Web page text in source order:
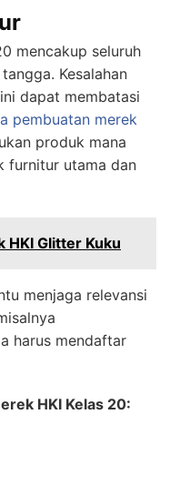
mencakup seluruh
Kesalahan
dapat membatasi
pembuatan merek
produk mana
furnitur utama dan
HKI Glitter Kuku
menjaga relevansi
harus mendaftar
HKI Kelas 20: